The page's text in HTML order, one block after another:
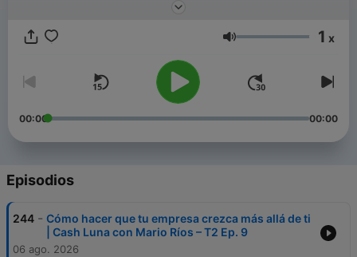
desean decidir mejor, administrar con sabiduría y no perder la
las 4:00 p. m., hora de Guatemala.
Volumen 1 x
00:00 00:00
Episodios
244 - Cómo hacer que tu empresa crezca más allá de ti
| Cash Luna con Mario Ríos – T2 Ep. 9
06 ago. 2026